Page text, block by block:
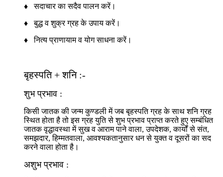
♦ सदाचार का सदैव पालन करें।
♦ बुद्ध व शुक्र ग्रह के उपाय करें।
♦ नित्य प्राणायाम व योग साधना करें।
बृहस्पति + शनि :-
शुभ प्रभाव :
किसी जातक की जन्म कुण्डली में जब बृहस्पति ग्रह के साथ शनि ग्रह
स्थित होता है तो इस ग्रह युति से शुभ प्रभाव प्राप्त करते हुए सम्बंधित
जातक वृद्धावस्था में सुख व आराम पाने वाला, उपदेशक, कार्यों से संत,
समझदार, हिम्मतवाला, आवश्यकतानुसार धन से युक्त व दूसरों का सद
करने वाला होता है।
अशुभ प्रभाव :